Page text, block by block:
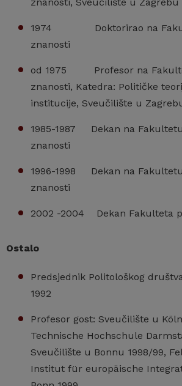
1974 Doktorirao na
znanosti
od 1975 Profesor na
znanosti, Katedra: Političke
institucije, Sveučilište u
1985-1987 Dekan na
znanosti
1996-1998 Dekan na
znanosti
2002 -2004 Dekan Fakulteta
Ostalo
Predsjednik Politološkog
1992
Profesor gost: Sveučilište u
Technische Hochschule
Sveučilište u Bonnu 1998/99,
Institut für europäische